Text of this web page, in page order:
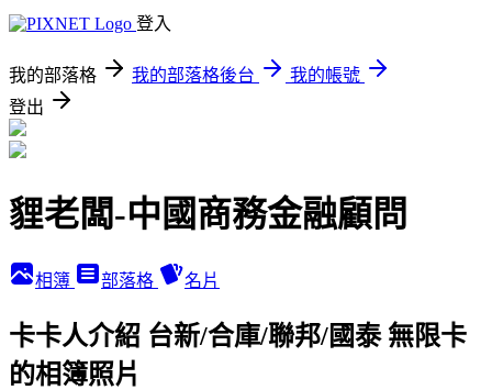
登入
我的部落格 我的部落格後台
我的帳號
登出
貍老闆-中國商務金融顧問
相簿 部落格 名片
卡卡人介紹 台新/合庫/聯邦/國泰 無限卡
的相簿照片